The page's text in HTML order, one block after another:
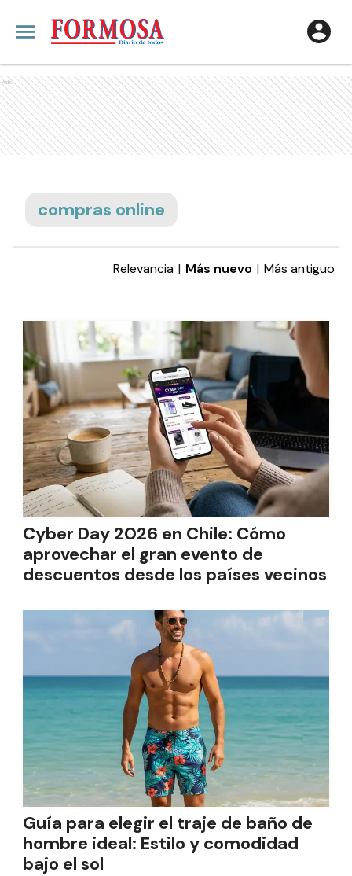
Ads
compras online
Relevancia | Más nuevo | Más antiguo
Cyber Day 2026 en Chile: Cómo
aprovechar el gran evento de
descuentos desde los países vecinos
Guía para elegir el traje de baño de
hombre ideal: Estilo y comodidad
bajo el sol